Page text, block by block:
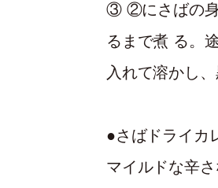
③ ②にさばの身
るまで煮 る。
入れて溶かし
●さばドライカ
マイルドな辛